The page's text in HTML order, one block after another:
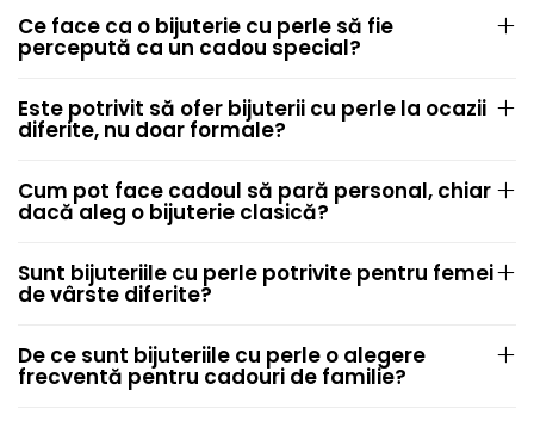
Ce face ca o bijuterie cu perle să fie
percepută ca un cadou special?
Este potrivit să ofer bijuterii cu perle la ocazii
diferite, nu doar formale?
Cum pot face cadoul să pară personal, chiar
dacă aleg o bijuterie clasică?
Sunt bijuteriile cu perle potrivite pentru femei
de vârste diferite?
De ce sunt bijuteriile cu perle o alegere
frecventă pentru cadouri de familie?